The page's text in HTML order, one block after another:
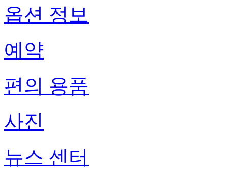
옵션 정보
예약
편의 용품
사진
뉴스 센터